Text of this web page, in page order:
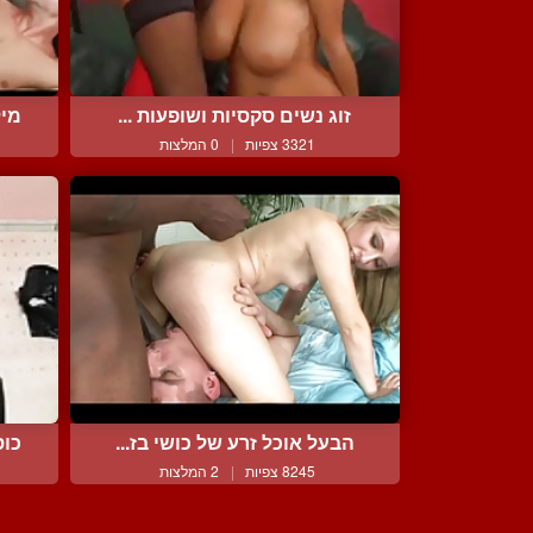
זוג נשים סקסיות ושופעות ...
3321 צפיות | 0 המלצות
הבעל אוכל זרע של כושי בז...
8245 צפיות | 2 המלצות